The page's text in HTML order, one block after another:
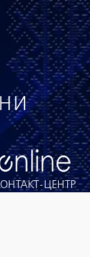
ЦЕНТР